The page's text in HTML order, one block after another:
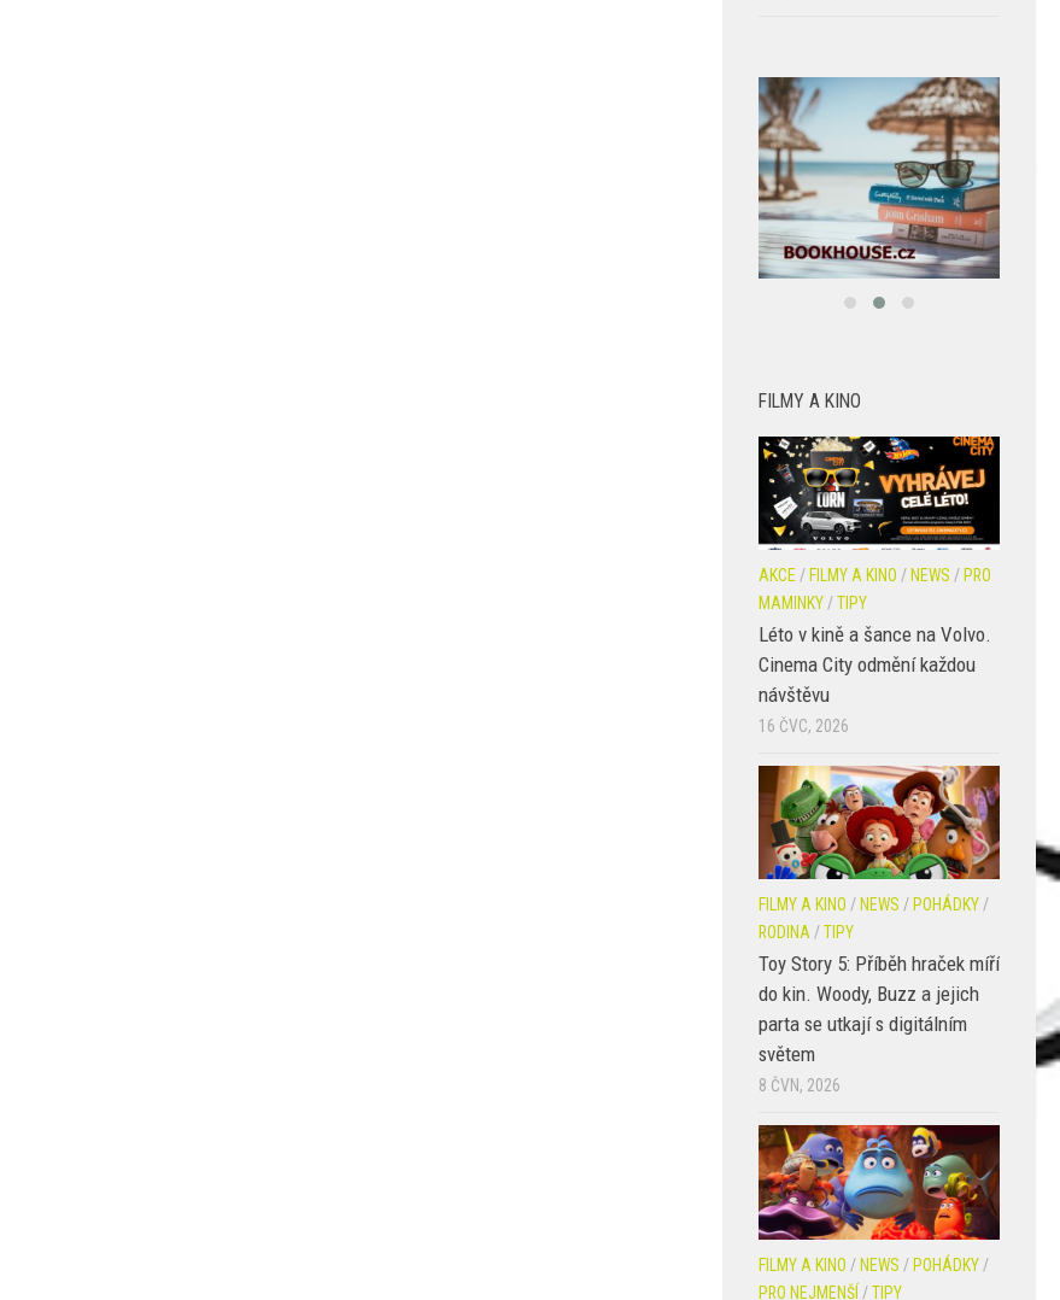
FILMY A KINO
AKCE / FILMY A KINO / NEWS / PRO
MAMINKY /TIPY
Léto v kině a šance na Volvo.
Cinema City odmění každou
návštěvu
16 ČVC, 2026
FILMY A KINO / NEWS / POHÁDKY/
RODINA/TIPY
Toy Story 5: Příběh hraček míří
do kin. Woody, Buzz a jejich
parta se utkají s digitálním
světem
8 ČVN, 2026
FILMY A KINO / NEWS / POHÁDKY /
PRO NEJMENŠÍ /TIPY